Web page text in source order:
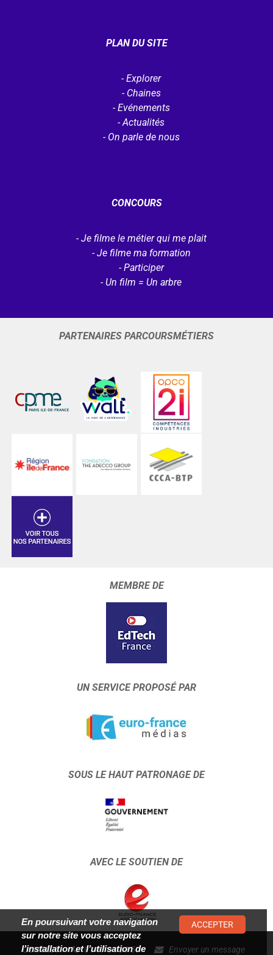
PLAN DU SITE
Explorer
Chaines
Evénements
Actualités
On parle de nous
CONCOURS
Je filme le métier qui me plait
Je filme ma formation
Participer
Un film = Un arbre
PARTENAIRES PARCOURSMÉTIERS
MEMBRE DE
UN SERVICE PROPOSÉ PAR
SOUS LE HAUT PATRONAGE DE
AVEC LE SOUTIEN DE
CONTACT : 01 47 01 34 50 Envoyer un message
En poursuivant votre navigation
sur notre site vous acceptez
l’installation et l’utilisation de
ACCEPTER